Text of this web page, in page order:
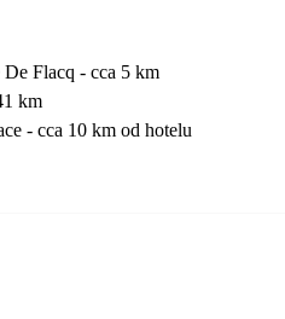
De Flacq - cca 5 km
km
- cca 10 km od hotelu